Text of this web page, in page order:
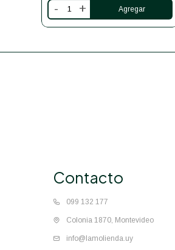
- +
Contacto
099 132 177
Colonia 1870, Montevideo
info@lamolienda.uy